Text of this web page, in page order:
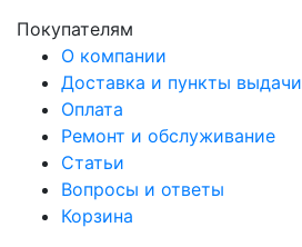
Покупателям
О компании
Доставка и пункты выдачи
Оплата
Ремонт и обслуживание
Статьи
Вопросы и ответы
Корзина